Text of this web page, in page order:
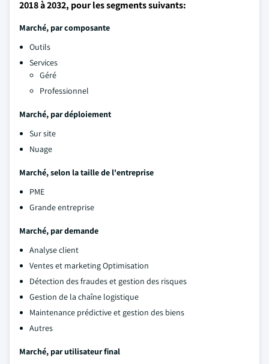
2018 à 2032, pour les segments suivants:
Marché, par composante
Outils
Services
Géré
Professionnel
Marché, par déploiement
Sur site
Nuage
Marché, selon la taille de l'entreprise
PME
Grande entreprise
Marché, par demande
Analyse client
Ventes et marketing Optimisation
Détection des fraudes et gestion des risques
Gestion de la chaîne logistique
Maintenance prédictive et gestion des biens
Autres
Marché, par utilisateur final